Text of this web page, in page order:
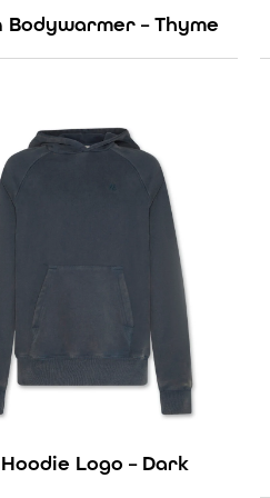
Bodywarmer – Thyme
Logo – Dark